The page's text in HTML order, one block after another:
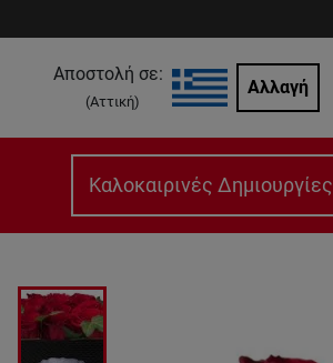
Αποστολή σε:
(Αττική)
Αλλαγή
Καλοκαιρινές Δημιουργίες